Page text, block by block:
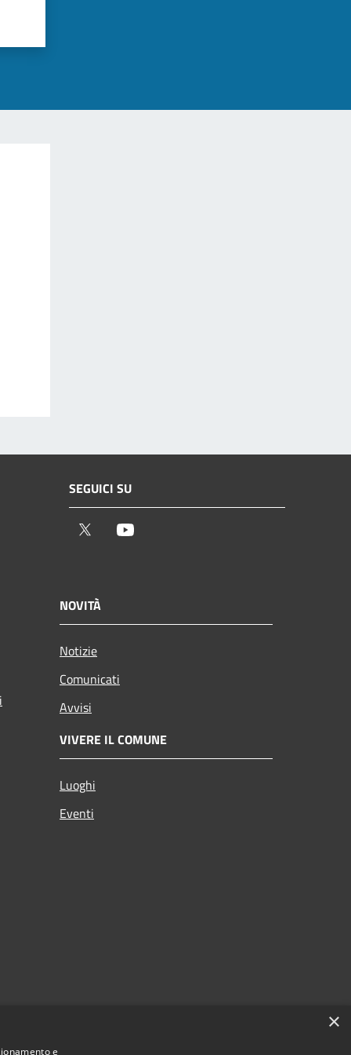
SEGUICI SU
Twitter
NOVITÀ
Notizie
Comunicati
Avvisi
VIVERE IL COMUNE
Luoghi
Eventi
×
e